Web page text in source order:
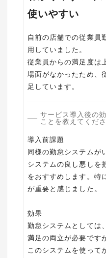
使いやすい
自前の店舗での従業員
用していました。
従業員からの満足度は
場面がなかったため、
足しています。
サービス導入後の
ことを教えてくだ
導入前課題
同様の勤怠システムが
システムの良し悪しを
をおすすめします。特
が重要と感じました。
効果
勤怠システムとしては
満足の両立が必要です
このシステムを使って